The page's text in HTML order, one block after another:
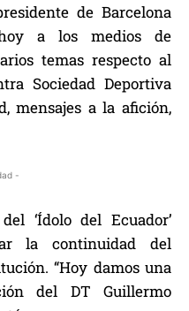
de Barcelona
a los medios de
temas respecto al
Sociedad Deportiva
mensajes a la afición,
-
‘Ídolo del Ecuador’
la continuidad del
“Hoy damos una
del DT Guillermo